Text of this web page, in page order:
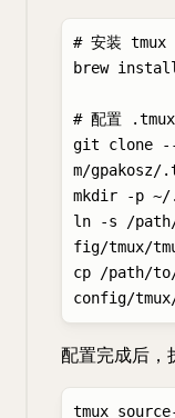
# 安装 tmux
brew
# 配置 .tmux
git clone
m/
mkdir -p ~/
ln -s /path/
fig/tmux/
cp /path/
配置完成后，